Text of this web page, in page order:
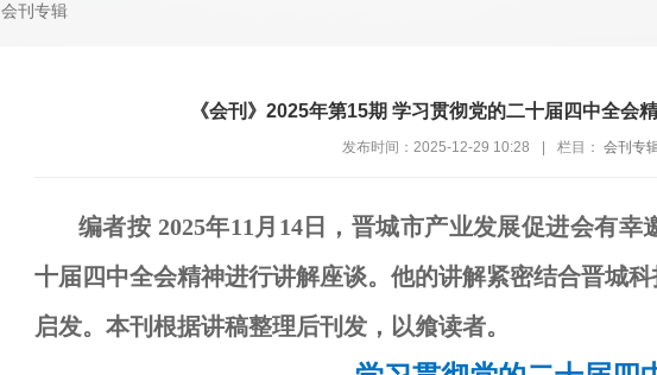
会刊专辑
《会刊》2025年第15期 学习贯彻党的二十届四中全会
发布时间：2025-12-29 10:28 栏目： 会刊专
编者按 2025年11月14日，晋城市产业发展促进会有
十届四中全会精神进行讲解座谈。他的讲解紧密结合晋城
启发。本刊根据讲稿整理后刊发，以飨读者。